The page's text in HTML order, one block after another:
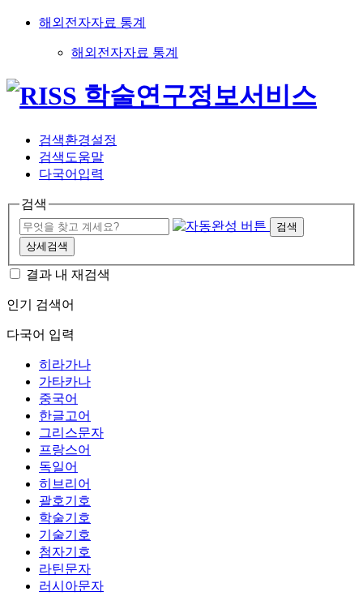
해외전자자료 통계
해외전자자료 통계
검색환경설정
검색도움말
다국어입력
검색
검색
상세검색
결과 내 재검색
인기 검색어
다국어 입력
히라가나
가타카나
중국어
한글고어
그리스문자
프랑스어
독일어
히브리어
괄호기호
학술기호
기술기호
첨자기호
라틴문자
러시아문자